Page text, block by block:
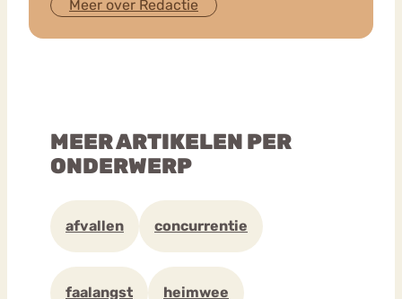
Meer over Redactie
MEER ARTIKELEN PER
ONDERWERP
afvallen concurrentie
faalangst heimwee